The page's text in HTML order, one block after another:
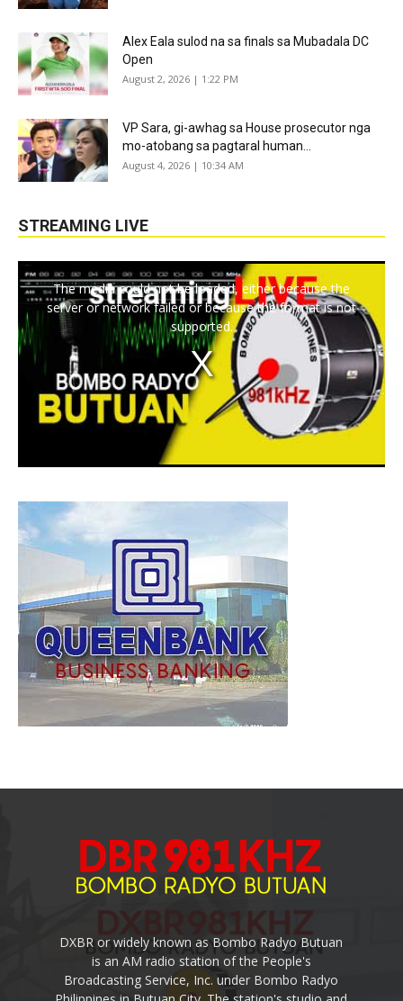
Alex Eala sulod na sa finals sa Mubadala DC
Open
August 2, 2026 | 1:22 PM
VP Sara, gi-awhag sa House prosecutor nga
mo-atobang sa pagtaral human...
August 4, 2026 | 10:34 AM
STREAMING LIVE
The media could not be loaded, either because the
server or network failed or because the format is not
supported.
DXBR or widely known as Bombo Radyo Butuan
is an AM radio station of the People's
Broadcasting Service, Inc. under Bombo Radyo